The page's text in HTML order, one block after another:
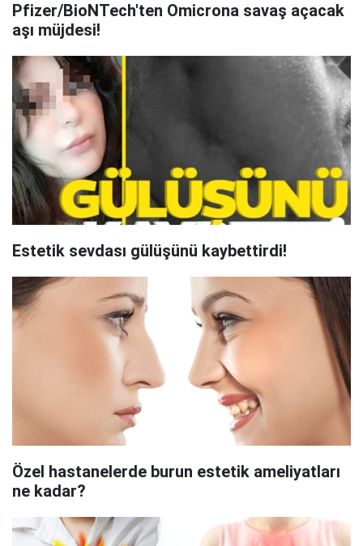
Pfizer/BioNTech'ten Omicrona savaş açacak
aşı müjdesi!
Estetik sevdası gülüşünü kaybettirdi!
Özel hastanelerde burun estetik ameliyatları
ne kadar?